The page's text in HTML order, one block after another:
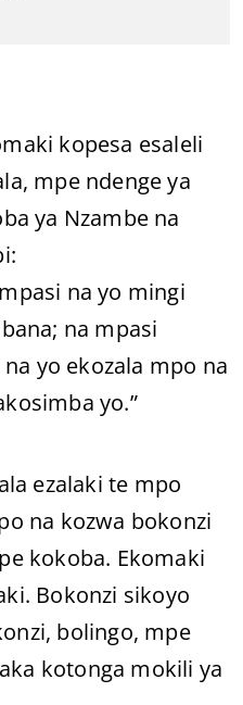
kopesa esaleli
mpe ndenge ya
ya Nzambe na
na yo mingi
na mpasi
yo ekozala mpo na
yo.”
ezalaki te mpo
na kozwa bokonzi
kokoba. Ekomaki
Bokonzi sikoyo
bolingo, mpe
kotonga mokili ya